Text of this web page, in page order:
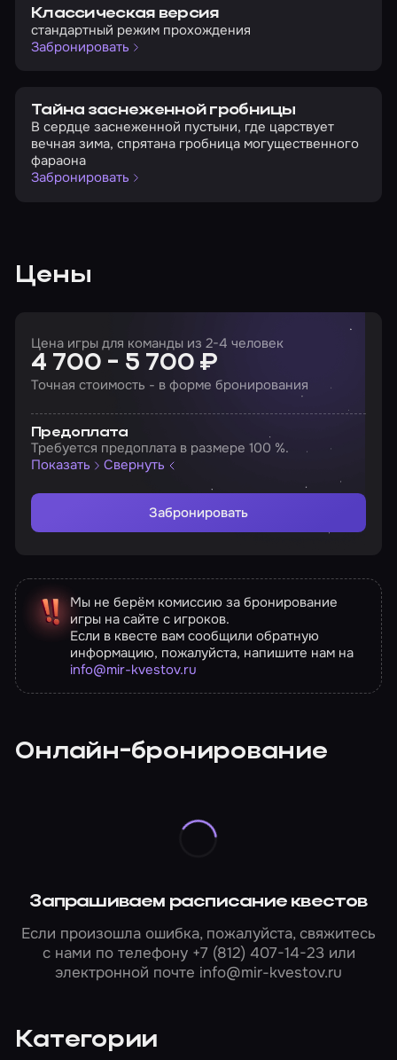
Классическая версия
стандартный режим прохождения
Забронировать
Тайна заснеженной гробницы
В сердце заснеженной пустыни, где царствует
вечная зима, спрятана гробница могущественного
фараона
Забронировать
Цены
Цена игры для команды из 2-4 человек
4 700 - 5 700 ₽
Точная стоимость - в форме бронирования
Предоплата
Требуется предоплата в размере 100 %.
Показать
Свернуть
Забронировать
Мы не берём комиссию за бронирование
игры на сайте с игроков.
Если в квесте вам сообщили обратную
информацию, пожалуйста, напишите нам на
info@mir-kvestov.ru
Онлайн-бронирование
Запрашиваем расписание квестов
Если произошла ошибка, пожалуйста, свяжитесь
с нами по телефону +7 (812) 407-14-23или
электронной почте info@mir-kvestov.ru
Категории